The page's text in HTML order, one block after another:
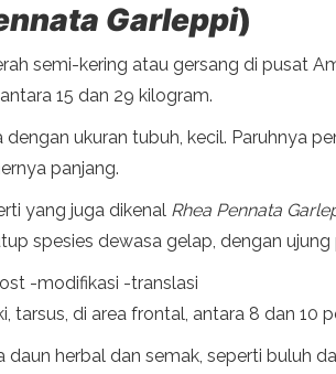
Garleppi)
semi-kering atau gersang di pusat
15 dan 29 kilogram.
ukuran tubuh, kecil. Paruhnya
panjang.
yang juga dikenal Rhea Pennata
spesies dewasa gelap, dengan ujung
-modifikasi -translasi
tarsus, di area frontal, antara 8 dan
daun herbal dan semak, seperti buluh